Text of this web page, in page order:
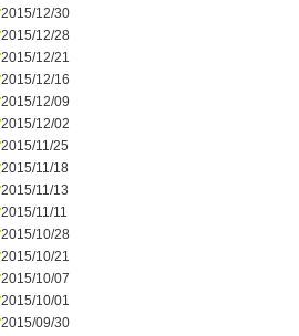
2015/12/30
2015/12/28
2015/12/21
2015/12/16
2015/12/09
2015/12/02
2015/11/25
2015/11/18
2015/11/13
2015/11/11
2015/10/28
2015/10/21
2015/10/07
2015/10/01
2015/09/30